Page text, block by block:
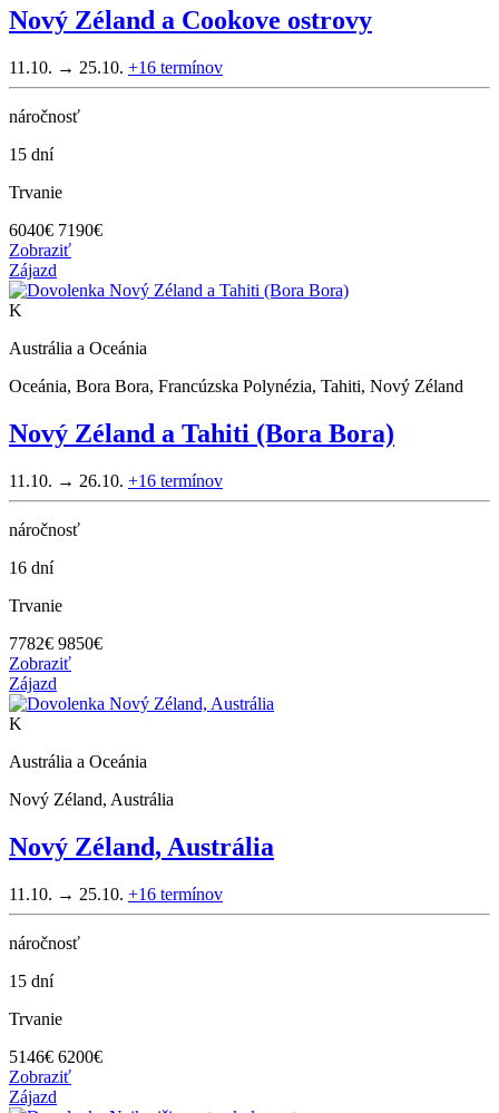
Nový Zéland a Cookove ostrovy
11.10. → 25.10. +16 termínov
náročnosť
15 dní
Trvanie
6040€ 7190€
Zobraziť
Zájazd
K
Austrália a Oceánia
Oceánia, Bora Bora, Francúzska Polynézia, Tahiti, Nový Zéland
Nový Zéland a Tahiti (Bora Bora)
11.10. → 26.10. +16 termínov
náročnosť
16 dní
Trvanie
7782€ 9850€
Zobraziť
Zájazd
K
Austrália a Oceánia
Nový Zéland, Austrália
Nový Zéland, Austrália
11.10. → 25.10. +16 termínov
náročnosť
15 dní
Trvanie
5146€ 6200€
Zobraziť
Zájazd